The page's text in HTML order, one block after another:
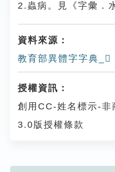
2.蟲病。見《字彙．
資料來源：
教育部異體字字典_𤅱
授權資訊：
創用CC-姓名標示-非
3.0版授權條款